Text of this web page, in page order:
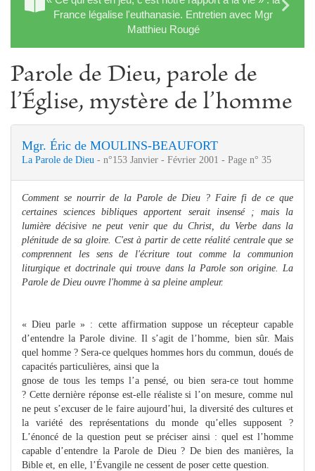
France légalise l'euthanasie. Entretien avec Mgr
Matthieu Rougé
Parole de Dieu, parole de
l’Église, mystère de l’homme
Mgr. Éric de MOULINS-BEAUFORT
La Parole de Dieu - n°153 Janvier - Février 2001 - Page n° 35
Comment se nourrir de la Parole de Dieu ? Faire fi de ce que
certaines sciences bibliques apportent serait insensé ; mais la
lumière décisive ne peut venir que du Christ, du Verbe dans la
plénitude de sa gloire. C'est à partir de cette réalité centrale que se
comprennent les sens de l'écriture tout comme la communion
liturgique et doctrinale qui trouve dans la Parole son origine. La
Parole de Dieu ouvre l'homme à sa pleine ampleur.
« Dieu parle » : cette affirmation suppose un récepteur capable
d’entendre la Parole divine. Il s’agit de l’homme, bien sûr. Mais
quel homme ? Sera-ce quelques hommes hors du commun, doués de
capacités particulières, ainsi que la
gnose de tous les temps l’a pensé, ou bien sera-ce tout homme
? Cette dernière réponse est-elle réaliste si l’on mesure, comme nul
ne peut s’excuser de le faire aujourd’hui, la diversité des cultures et
la variété des représentations du monde qu’elles supposent ?
L’énoncé de la question peut se préciser ainsi : quel est l’homme
capable d’entendre la Parole de Dieu ? De bien des manières, la
Bible et, en elle, l’Évangile ne cessent de poser cette question.